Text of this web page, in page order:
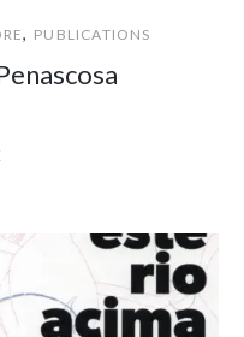
, PUBLICATIONS